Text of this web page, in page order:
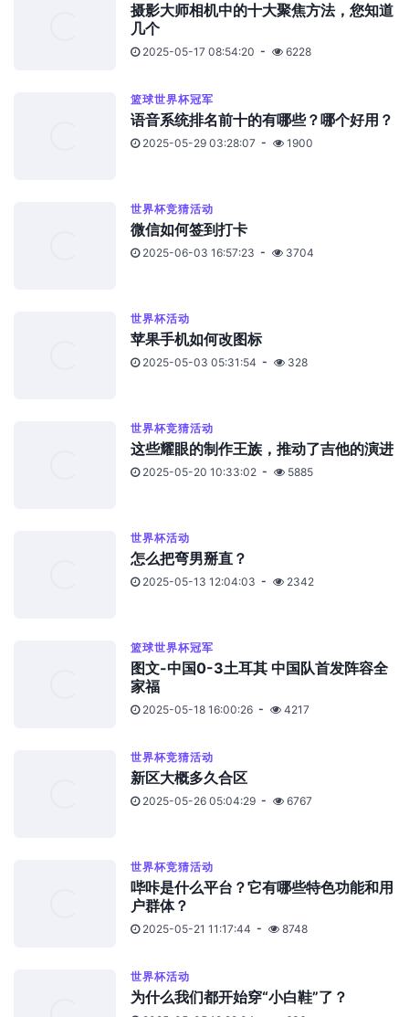
摄影大师相机中的十大聚焦方法，您知道
几个
2025-05-17 08:54:20 6228
篮球世界杯冠军
语音系统排名前十的有哪些？哪个好用？
2025-05-29 03:28:07 1900
世界杯竞猜活动
微信如何签到打卡
2025-06-03 16:57:23 3704
世界杯活动
苹果手机如何改图标
2025-05-03 05:31:54 328
世界杯竞猜活动
这些耀眼的制作王族，推动了吉他的演进
2025-05-20 10:33:02 5885
世界杯活动
怎么把弯男掰直？
2025-05-13 12:04:03 2342
篮球世界杯冠军
图文-中国0-3土耳其 中国队首发阵容全
家福
2025-05-18 16:00:26 4217
世界杯竞猜活动
新区大概多久合区
2025-05-26 05:04:29 6767
世界杯竞猜活动
哔咔是什么平台？它有哪些特色功能和用
户群体？
2025-05-21 11:17:44 8748
世界杯活动
为什么我们都开始穿“小白鞋”了？